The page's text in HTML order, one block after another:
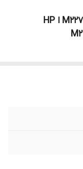
پرینتر چندکاره لیزری اچ پی مدل M227fdw ا HP